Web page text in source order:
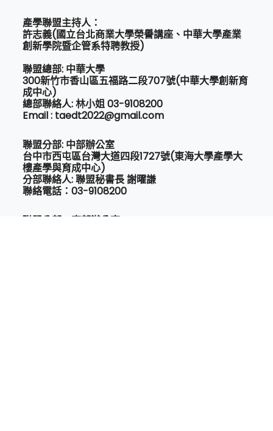
產學聯盟主持人：
許志義(國立台北商業大學榮譽講座、中華大學產業
創新學院暨企管系特聘教授)
聯盟總部: 中華大學
300新竹市香山區五福路二段707號(中華大學創新育
成中心)
總部聯絡人: 林小姐 03-9108200
Email : taedt2022@gmail.com
聯盟分部: 中部辦公室
台中市西屯區台灣大道四段1727號(東海大學產學大
樓產學與育成中心)
分部聯絡人: 聯盟秘書長 謝曜謙
聯絡電話：03-9108200
聯盟分部：東部辦公室